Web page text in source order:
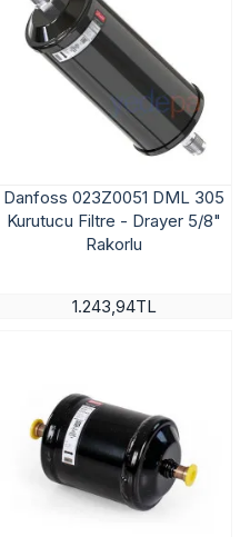
Danfoss 023Z0051 DML 305
Kurutucu Filtre - Drayer 5/8"
Rakorlu
1.243,94TL